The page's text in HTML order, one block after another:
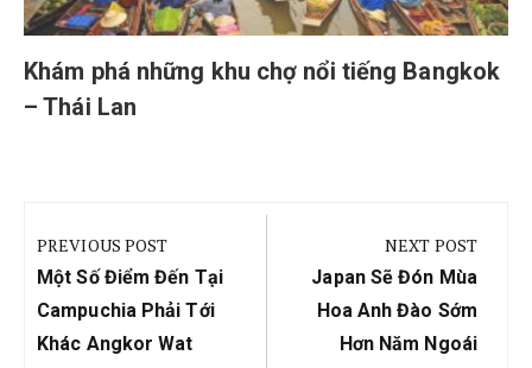
Khám phá những khu chợ nổi tiếng Bangkok
– Thái Lan
hướng
bài
viết
PREVIOUS POST
Previous
Post:
Một Số Điểm Đến Tại
Campuchia Phải Tới
Khác Angkor Wat
NEXT POST
Next
Post:
Japan Sẽ Đón Mùa
Hoa Anh Đào Sớm
Hơn Năm Ngoái